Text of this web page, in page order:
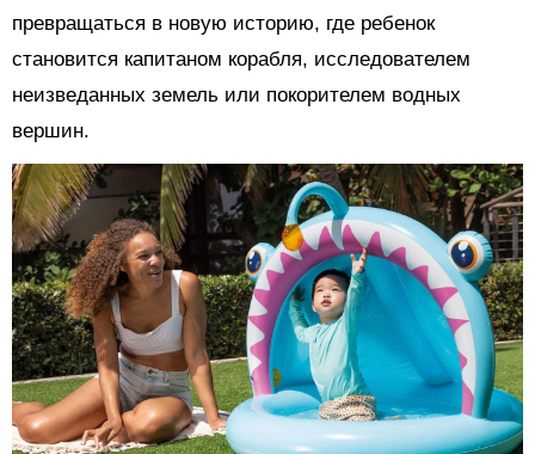
превращаться в новую историю, где ребенок
становится капитаном корабля, исследователем
неизведанных земель или покорителем водных
вершин.